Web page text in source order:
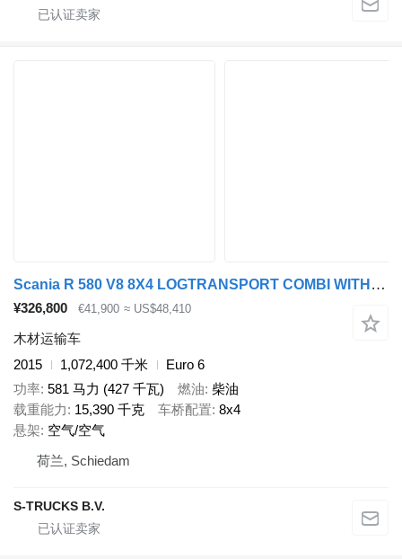
Scania R 580 V8 8X4 LOGTRANSPORT COMBI WITH KESLA 2112 Z CRANE
¥326,800 €41,900 ≈ US$48,410
木材运输车
2015
1,072,400 千米
Euro 6
功率 581 马力 (427 千瓦) 燃油 柴油
载重能力
15,390 千克 车桥配置 8x4
悬架 空气/空气
荷兰, Schiedam
S-TRUCKS B.V.